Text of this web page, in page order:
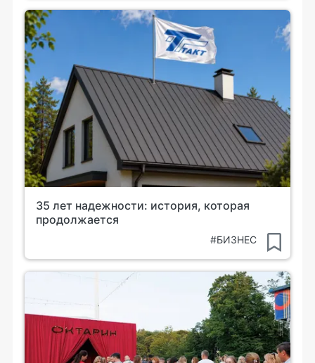
35 лет надежности: история, которая
продолжается
#БИЗНЕС